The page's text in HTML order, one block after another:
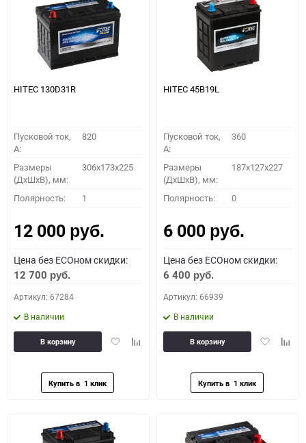
HITEC 130D31R
Пусковой ток,
A:
820
Размеры
(ДхШхВ), мм:
306x173x225
Полярность: 1
12 000 руб.
Цена без ECOном скидки:
12 700 руб.
Артикул: 67284
В наличии
ДобавитьДобавить
В корзину
HITEC 45B19L
Пусковой ток,
A:
360
Размеры
(ДхШхВ), мм:
187x127x227
Полярность: 0
6 000 руб.
Цена без ECOном скидки:
6 400 руб.
Артикул: 66939
В наличии
Добавить
В корзину